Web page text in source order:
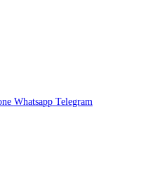
Whatsapp Telegram